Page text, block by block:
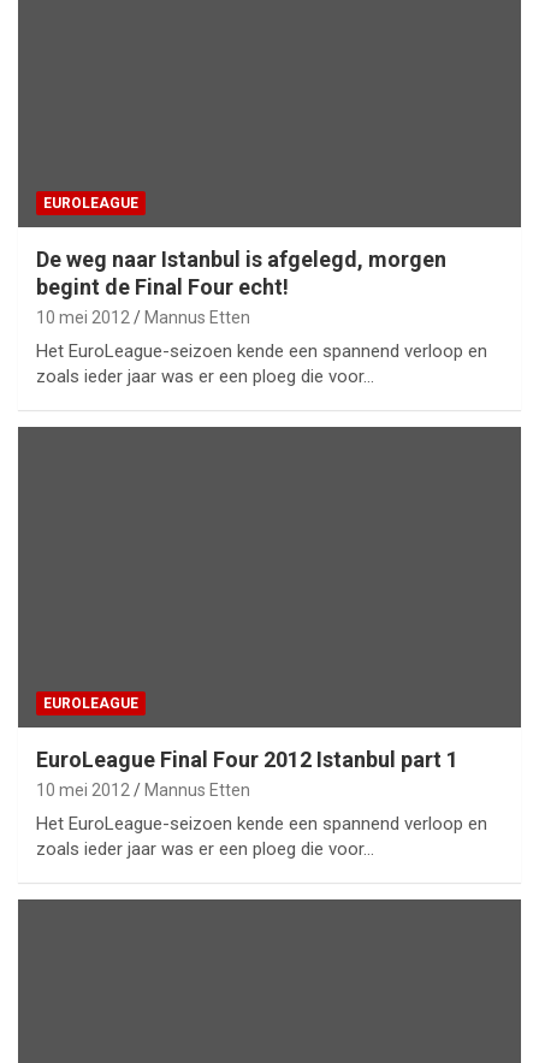
EUROLEAGUE
De weg naar Istanbul is afgelegd, morgen
begint de Final Four echt!
10 mei 2012 Mannus Etten
Het EuroLeague-seizoen kende een spannend verloop en
zoals ieder jaar was er een ploeg die voor…
EUROLEAGUE
EuroLeague Final Four 2012 Istanbul part 1
10 mei 2012 Mannus Etten
Het EuroLeague-seizoen kende een spannend verloop en
zoals ieder jaar was er een ploeg die voor…